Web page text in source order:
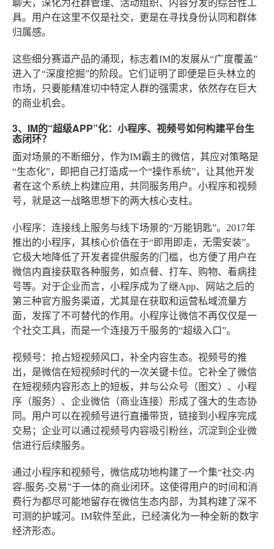
聊天，深化为社群管理、活动组织、内容分发的综合性工
具。用户在这里不仅是社交，更是在寻找身份认同和群体
归属感。
这些细分赛道产品的涌现，标志着IM的发展从“广度覆盖”
进入了“深度挖掘”的阶段。它们证明了即便是巨头林立的
市场，只要能精准切中特定人群的强需求，依然存在巨大
的商业机会。
3、IM的“超级APP”化：小程序、视频号如何构建平台生
态闭环？
面对场景的不断细分，作为IM霸主的微信，其应对策略是
“生态化”，即把自己打造成一个“操作系统”，让其他开发
者在这个系统上构建应用，共同服务用户。小程序和视频
号，就是这一战略思想下的两大核心支柱。
小程序：连接线上服务与线下场景的“万能钥匙”。2017年
推出的小程序，其核心价值在于“即用即走，无需安装”。
它极大地降低了开发者提供服务的门槛，也方便了用户在
微信内直接获取各种服务，如点餐、打车、购物、看病挂
号等。对于企业而言，小程序成为了继App、网站之后的
第三种官方服务渠道，尤其是在获取和运营私域流量方
面，发挥了不可替代的作用。小程序让微信不再仅仅是一
个社交工具，而是一个连接万千服务的“超级入口”。
视频号：抢占短视频风口，补全内容生态。视频号的推
出，是微信在短视频时代的一次关键卡位。它补全了微信
在短视频内容形态上的短板，并与公众号（图文）、小程
序（服务）、企业微信（商业连接）形成了强大的生态协
同。用户可以在视频号进行直播带货，链接到小程序完成
交易；企业可以通过视频号内容吸引粉丝，沉淀到企业微
信进行后续服务。
通过小程序和视频号，微信成功地构建了一个集“社交-内
容-服务-交易”于一体的商业闭环。这使得用户的时间和消
费行为都尽可能地留存在微信生态内部，为其构建了深不
可测的护城河。IM软件至此，已经演化为一种全新的数字
经济形态。